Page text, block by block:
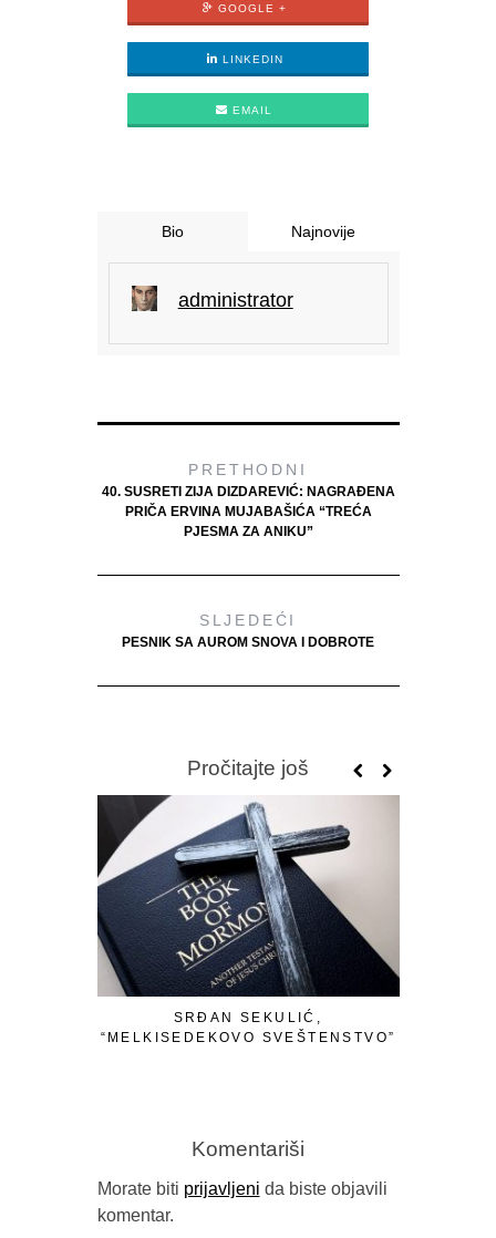
GOOGLE +
LINKEDIN
EMAIL
Bio Najnovije
administrator
PRETHODNI
40. SUSRETI ZIJA DIZDAREVIĆ: NAGRAĐENA
PRIČA ERVINA MUJABAŠIĆA “TREĆA
PJESMA ZA ANIKU”
SLJEDEĆI
PESNIK SA AUROM SNOVA I DOBROTE
Pročitajte još
SRĐAN SEKULIĆ,
“MELKISEDEKOVO SVEŠTENSTVO”
Komentariši
Morate biti prijavljeni da biste objavili
komentar.